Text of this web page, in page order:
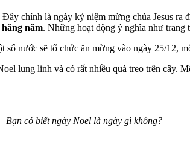
chính là ngày kỷ niệm mừng chúa Jesus
hằng năm. Những hoạt động ý nghĩa như
nước sẽ tổ chức ăn mừng vào ngày 25/12,
lung linh và có rất nhiều quà treo trên cây.
Bạn có biết ngày Noel là ngày gì không?